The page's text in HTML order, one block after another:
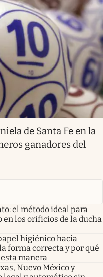
de Santa Fe en la
ganadores del
el método ideal para
los orificios de la ducha
higiénico hacia
forma correcta y por qué
manera
Nuevo México y